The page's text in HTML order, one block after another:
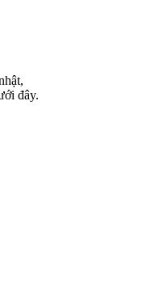
đây.